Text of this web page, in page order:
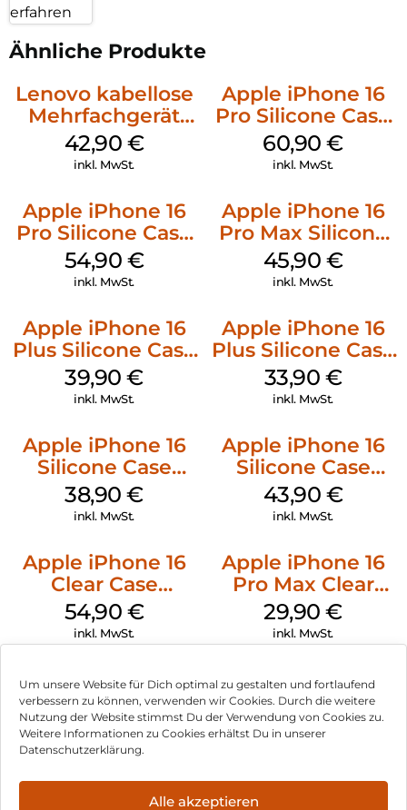
Um unsere Website für Dich optimal zu gestalten und fortlaufend
verbessern zu können, verwenden wir Cookies. Durch die weitere
Nutzung der Website stimmst Du der Verwendung von Cookies zu.
Weitere Informationen zu Cookies erhältst Du in unserer
Datenschutzerklärung.
Alle akzeptieren
erfahren
Ähnliche Produkte
Lenovo kabellose
Mehrfachgerät
Luna Grey
42,90 €
inkl. MwSt.
Apple iPhone 16
Pro Silicone Case
MagSafe Stone
Gray
60,90€
inkl. MwSt.
Apple iPhone 16
Pro Silicone Case
MagSafe Black
54,90 €
inkl. MwSt.
Apple iPhone 16
Pro Max Silicone
Case MagSafe
Ultramarine
45,90 €
inkl. MwSt.
Apple iPhone 16
Plus Silicone Case
MagSafe Plum
39,90€
inkl. MwSt.
Apple iPhone 16
Plus Silicone Case
MagSafe Lake
Green
33,90 €
inkl. MwSt.
Apple iPhone 16
Silicone Case
MagSafe
Ultramarine
38,90€
inkl. MwSt.
Apple iPhone 16
Silicone Case
MagSafe Plum
43,90 €
inkl. MwSt.
Apple iPhone 16
Clear Case
MagSafe
Transparent
54,90 €
inkl. MwSt.
Apple iPhone 16
Pro Max Clear
Case MagSafe
Transparent
29,90€
inkl. MwSt.
Impressum